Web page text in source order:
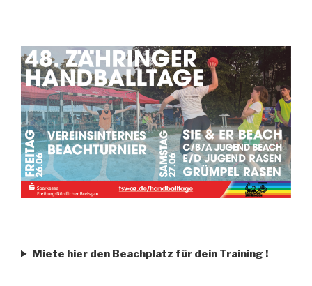
Miete hier den Beachplatz für dein Training !